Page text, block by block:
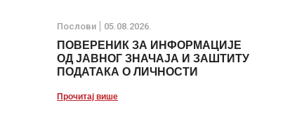
Послови 05.08.2026.
ПОВЕРЕНИК ЗА ИНФОРМАЦИЈЕ
ОД ЈАВНОГ ЗНАЧАЈА И ЗАШТИТУ
ПОДАТАКА О ЛИЧНОСТИ
Прочитај више